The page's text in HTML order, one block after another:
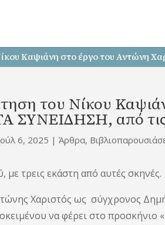
Καψιάνη στο έργο του Αντώνη
του Νίκου
από τις
6, 2025 |Άρθρα,
με τρεις εκάστη από αυτές σκηνές.
Χαριστός ως σύγχρονος
να φέρει στο